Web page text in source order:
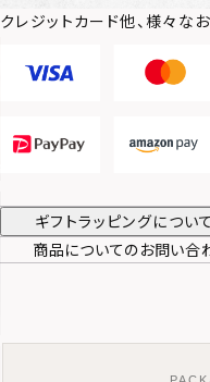
クレジットカード他、様々な
ギフトラッピングについて
商品についてのお問い合